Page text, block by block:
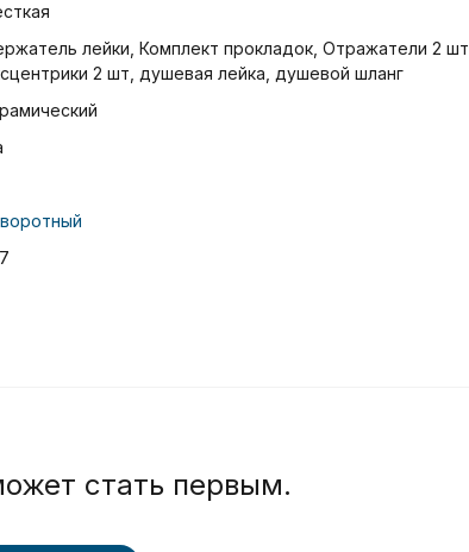
лейки, Комплект прокладок, Отражатели 2 шт,
2 шт, душевая лейка, душевой шланг
стать первым.